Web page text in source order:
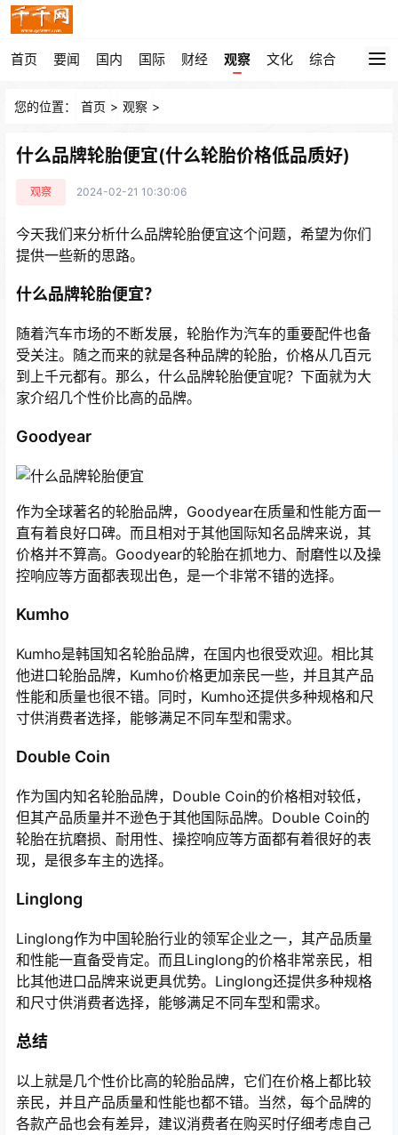
首页 要闻 国内 国际 财经 观察 文化 综合
您的位置： 首页 > 观察 >
什么品牌轮胎便宜(什么轮胎价格低品质好)
观察 2024-02-21 10:30:06
今天我们来分析什么品牌轮胎便宜这个问题，希望为你们
提供一些新的思路。
什么品牌轮胎便宜？
随着汽车市场的不断发展，轮胎作为汽车的重要配件也备
受关注。随之而来的就是各种品牌的轮胎，价格从几百元
到上千元都有。那么，什么品牌轮胎便宜呢？下面就为大
家介绍几个性价比高的品牌。
Goodyear
作为全球著名的轮胎品牌，Goodyear在质量和性能方面一
直有着良好口碑。而且相对于其他国际知名品牌来说，其
价格并不算高。Goodyear的轮胎在抓地力、耐磨性以及操
控响应等方面都表现出色，是一个非常不错的选择。
Kumho
Kumho是韩国知名轮胎品牌，在国内也很受欢迎。相比其
他进口轮胎品牌，Kumho价格更加亲民一些，并且其产品
性能和质量也很不错。同时，Kumho还提供多种规格和尺
寸供消费者选择，能够满足不同车型和需求。
Double Coin
作为国内知名轮胎品牌，Double Coin的价格相对较低，
但其产品质量并不逊色于其他国际品牌。Double Coin的
轮胎在抗磨损、耐用性、操控响应等方面都有着很好的表
现，是很多车主的选择。
Linglong
Linglong作为中国轮胎行业的领军企业之一，其产品质量
和性能一直备受肯定。而且Linglong的价格非常亲民，相
比其他进口品牌来说更具优势。Linglong还提供多种规格
和尺寸供消费者选择，能够满足不同车型和需求。
总结
以上就是几个性价比高的轮胎品牌，它们在价格上都比较
亲民，并且产品质量和性能也都不错。当然，每个品牌的
各款产品也会有差异，建议消费者在购买时仔细考虑自己